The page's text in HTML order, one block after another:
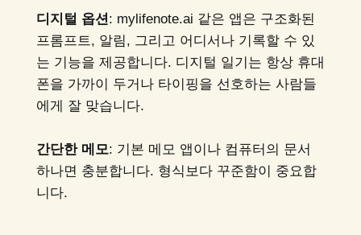
디지털 옵션: mylifenote.ai 같은 앱은 구조화된
프롬프트, 알림, 그리고 어디서나 기록할 수 있
는 기능을 제공합니다. 디지털 일기는 항상 휴대
폰을 가까이 두거나 타이핑을 선호하는 사람들
에게 잘 맞습니다.
간단한 메모: 기본 메모 앱이나 컴퓨터의 문서
하나면 충분합니다. 형식보다 꾸준함이 중요합
니다.